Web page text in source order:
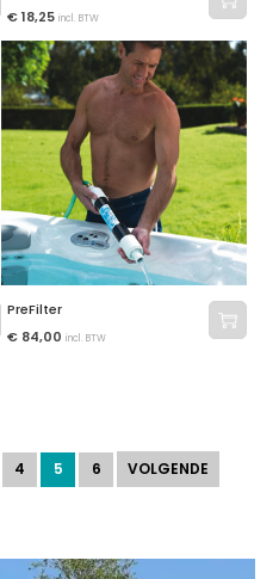
€18,25 incl. BTW
PreFilter
€ 84,00 incl. BTW
4 5 6 VOLGENDE